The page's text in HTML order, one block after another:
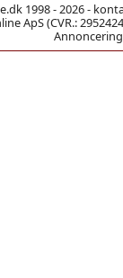
1998 - 2026 -
ApS (CVR.: